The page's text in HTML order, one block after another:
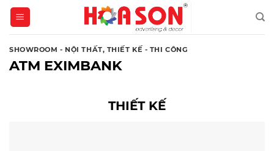
Skip
content
SHOWROOM - NỘI THẤT, THIẾT KẾ - THI CÔNG
ATM EXIMBANK
THIẾT KẾ